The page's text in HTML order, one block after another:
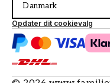
Danmark
Opdater dit cookievalg